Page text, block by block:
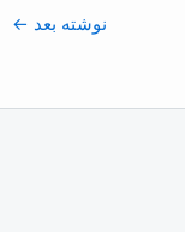
نوشته بعد ←